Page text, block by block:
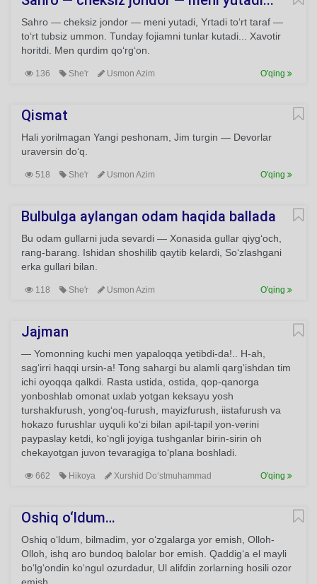
Sahro — cheksiz jondor — meni yutadi, Yгtadi to‘rt taraf —
to‘rt tubsiz ummon. Tunday fojiamni tunlar kutadi... Xavotir
horitdi. Men qurdim qo‘rg‘on.
136 She'r Usmon Azim O'qing
Qismat
Hali yorilmagan Yangi peshonam, Jim turgin — Devorlar
uraversin do‘q.
518 She'r Usmon Azim O'qing
Bulbulga aylangan odam haqida ballada
Bu odam gullarni juda sevardi — Xonasida gullar qiyg‘och,
rang-barang. Ishidan shoshilib qaytib kelardi, So‘zlashgani
erka gullari bilan.
118 She'r Usmon Azim O'qing
Jajman
— Yomonning kuchi men yapaloqqa yetibdi-da!.. H-ah,
sag‘irri haqqi ursin-a! Tong sahargi bu alamli qarg‘ishdan tim
ichi oyoqqa qalkdi. Rasta ustida, ostida, qop-qanorga
yonboshlab omonat uxlab yotgan keksayu yosh
turshakfurush, yong‘oq-furush, mayizfurush, iistafurush va
hokazo furushlar uyquli ko‘zi bilan apil-tapil yon-verini
paypaslay ketdi, ko‘ngli joyiga tushganlar birin-sirin oh
chekayotgan juvon tevaragiga to‘plana boshladi.
662 Hikoya Xurshid Do‘stmuhammad O'qing
Oshiq o‘ldum…
Oshiq o‘ldum, bilmadim, yor o‘zgalarga yor emish, Olloh-
Olloh, ishq aro bundoq balolar bor emish. Qaddig‘a el mayli
bo‘lg‘ondin ko‘ngul ozurdadur, Ul alifdin zorlarning hosili ozor